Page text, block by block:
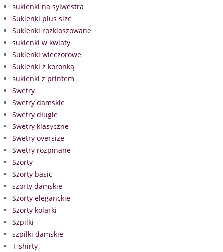
sukienki na sylwestra
Sukienki plus size
Sukienki rozkloszowane
sukienki w kwiaty
Sukienki wieczorowe
Sukienki z koronką
sukienki z printem
Swetry
Swetry damskie
Swetry długie
Swetry klasyczne
Swetry oversize
Swetry rozpinane
Szorty
Szorty basic
szorty damskie
Szorty eleganckie
Szorty kolarki
Szpilki
szpilki damskie
T-shirty